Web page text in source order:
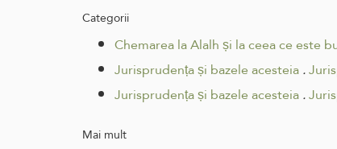
Categorii
Chemarea la Alalh și la ceea ce este
Jurisprudența și bazele acesteia.
Jurisprudența și bazele acesteia.
Mai mult